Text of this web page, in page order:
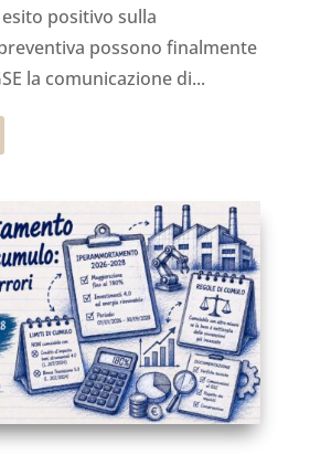
positivo sulla
possono finalmente
la comunicazione di...